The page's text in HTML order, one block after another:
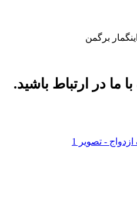
برگمن
ما در ارتباط باشید.